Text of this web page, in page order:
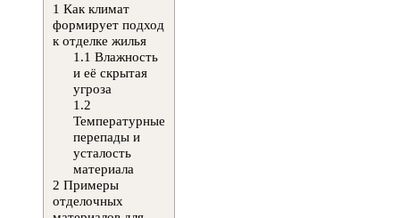
1 Как климат
формирует подход
к отделке жилья
1.1 Влажность
и её скрытая
угроза
1.2
Температурные
перепады и
усталость
материала
2 Примеры
отделочных